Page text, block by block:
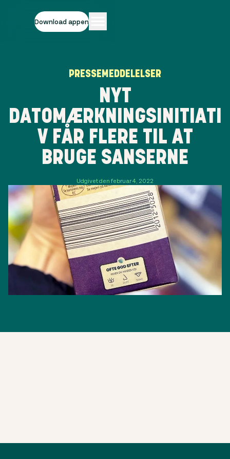
Download appen
PRESSEMEDDELELSER
NYT
DATOMÆRKNINGSINITIATI
V FÅR FLERE TIL AT
BRUGE SANSERNE
Udgivet den februar 4, 2022